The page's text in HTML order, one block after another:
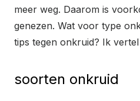
meer weg. Daarom is
genezen. Wat voor type
tips tegen onkruid? Ik
soorten onkruid